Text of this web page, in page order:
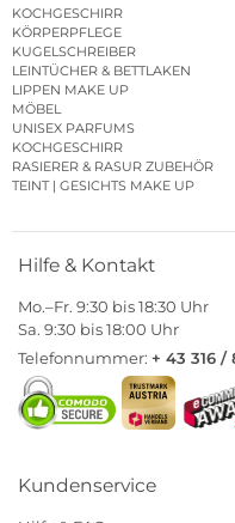
KOCHGESCHIRR
KÖRPERPFLEGE
KUGELSCHREIBER
LEINTÜCHER & BETTLAKEN
LIPPEN MAKE UP
MÖBEL
UNISEX PARFUMS
KOCHGESCHIRR
RASIERER & RASUR ZUBEHÖR
TEINT | GESICHTS MAKE UP
Hilfe & Kontakt
Mo.–Fr. 9:30 bis 18:30 Uhr
Sa. 9:30 bis 18:00 Uhr
Telefonnummer: + 43 316 /
Kundenservice